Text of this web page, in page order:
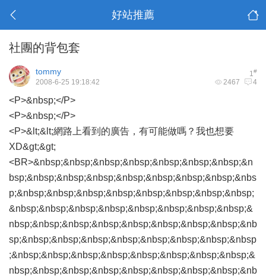
好站推薦
社團的背包套
1#
tommy
2467 4
2008-6-25 19:18:42
<P>&nbsp;</P>
<P>&nbsp;</P>
<P>&lt;&lt;網路上看到的廣告，有可能做嗎？我也想要
XD&gt;&gt;
<BR>&nbsp;&nbsp;&nbsp;&nbsp;&nbsp;&nbsp;&nbsp;&n
bsp;&nbsp;&nbsp;&nbsp;&nbsp;&nbsp;&nbsp;&nbsp;&nbs
p;&nbsp;&nbsp;&nbsp;&nbsp;&nbsp;&nbsp;&nbsp;&nbsp;
&nbsp;&nbsp;&nbsp;&nbsp;&nbsp;&nbsp;&nbsp;&nbsp;&
nbsp;&nbsp;&nbsp;&nbsp;&nbsp;&nbsp;&nbsp;&nbsp;&nb
sp;&nbsp;&nbsp;&nbsp;&nbsp;&nbsp;&nbsp;&nbsp;&nbsp
;&nbsp;&nbsp;&nbsp;&nbsp;&nbsp;&nbsp;&nbsp;&nbsp;&
nbsp;&nbsp;&nbsp;&nbsp;&nbsp;&nbsp;&nbsp;&nbsp;&nb